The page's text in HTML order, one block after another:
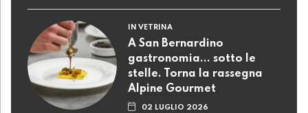
IN VETRINA
A San Bernardino
gastronomia... sotto le
stelle. Torna la rassegna
Alpine Gourmet
02 LUGLIO 2026